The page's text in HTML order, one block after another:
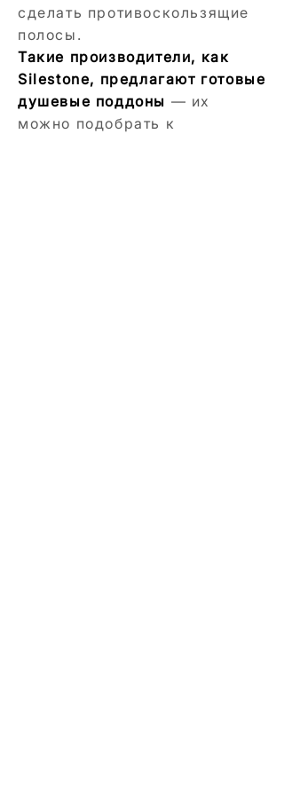
сделать противоскользящие
полосы.
Такие производители, как
Silestone, предлагают готовые
душевые поддоны — их
можно подобрать к